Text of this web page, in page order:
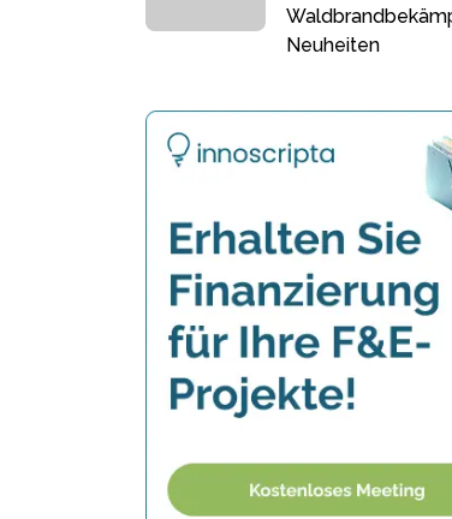
Neuheiten